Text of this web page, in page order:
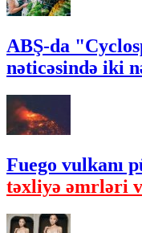
ABŞ-da
nəticəsində iki
Fuego vulkanı
təxliyə əmrləri